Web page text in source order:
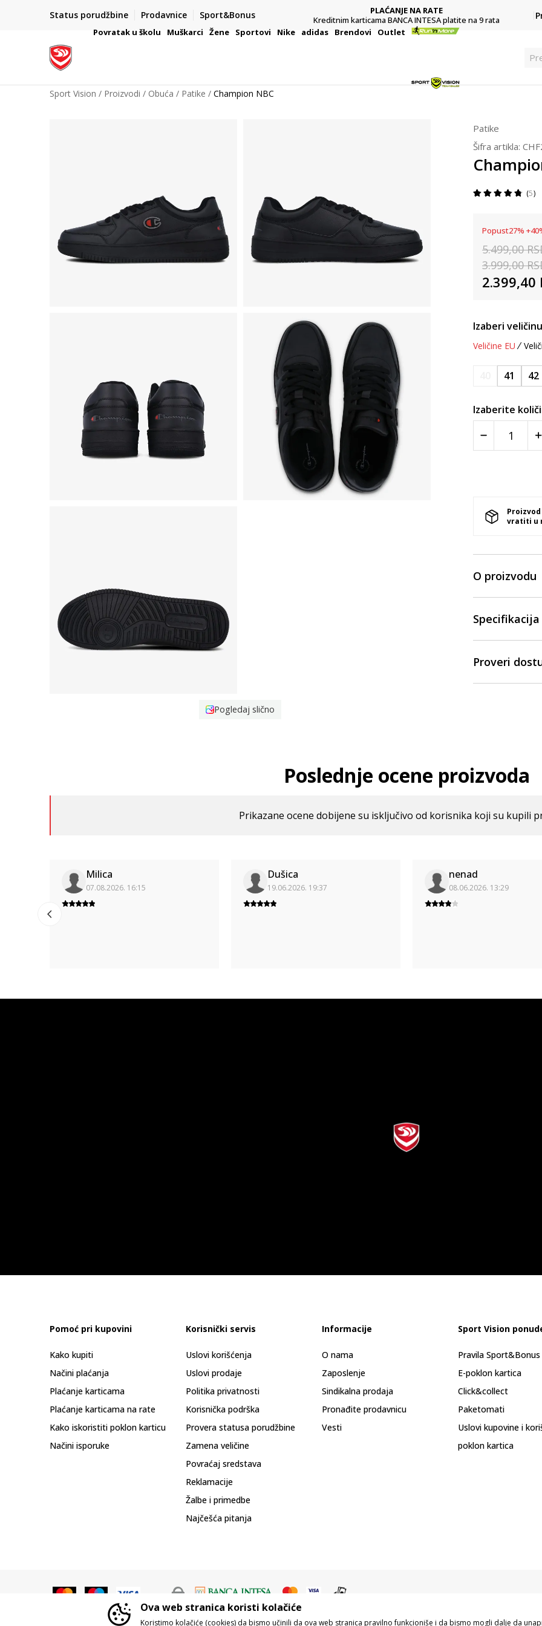
Status porudžbine Prodavnice Sport&Bonus
VAŽNO OBAVEŠTENJE ZA POTROŠAČE
PLAĆANJE NA RATE
Kreditnim karticama BANCA INTESA platite na 9 rata
Povratak u školu Muškarci Žene Sportovi Nike adidas Brendovi Outlet
Sport Vision Proizvodi Obuća Patike Champion NBC
Pogledaj slično
Patike
Šifra artikla:
5
Popust27% +40
5.499,00
3.999,00
2.399,40
Izaberi
Veličine EU
41 42
Izaberite
vratiti u
O proizvodu
Specifikacija
Proveri
Poslednje ocene proizvoda
Prikazane ocene dobijene su isključivo od korisnika koji su kupili
Milica
07.08.2026. 16:15
Dušica
19.06.2026. 19:37
nenad
08.06.2026. 13:29
Pomoć pri kupovini
Kako kupiti
Načini plaćanja
Plaćanje karticama
Plaćanje karticama na rate
Kako iskoristiti poklon karticu
Načini isporuke
Korisnički servis
Uslovi korišćenja
Uslovi prodaje
Politika privatnosti
Korisnička podrška
Provera statusa porudžbine
Zamena veličine
Povraćaj sredstava
Reklamacije
Žalbe i primedbe
Najčešća pitanja
Informacije
O nama
Zaposlenje
Sindikalna prodaja
Pronađite prodavnicu
Vesti
Sport Vision
Pravila
E-poklon kartica
Click&collect
Paketomati
Uslovi kupovine i
poklon kartica
Ova web stranica koristi kolačiće
Koristimo kolačiće (cookies) da bismo učinili da ova web stranica pravilno funkcioniše i da bismo mogli dalje da